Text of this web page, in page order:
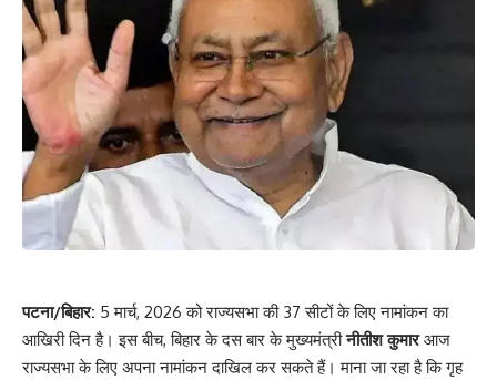
पटना/बिहार: 5 मार्च, 2026 को राज्यसभा की 37 सीटों के लिए नामांकन का
आखिरी दिन है। इस बीच, बिहार के दस बार के मुख्यमंत्रीनीतीश कुमारआज
राज्यसभा के लिए अपना नामांकन दाखिल कर सकते हैं। माना जा रहा है कि गृह